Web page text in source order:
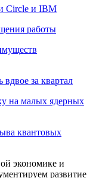
Circle и IBM
работы
за квартал
на малых ядерных
квантовых
экономике и
развитие